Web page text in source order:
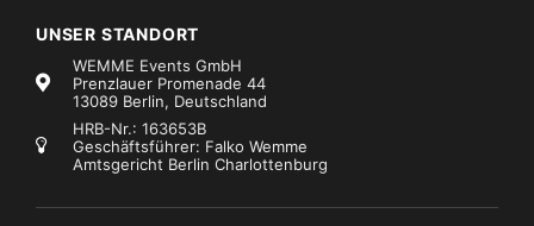
UNSER STANDORT
WEMME Events GmbH
Prenzlauer Promenade 44
13089 Berlin, Deutschland
HRB-Nr.: 163653B
Geschäftsführer: Falko Wemme
Amtsgericht Berlin Charlottenburg